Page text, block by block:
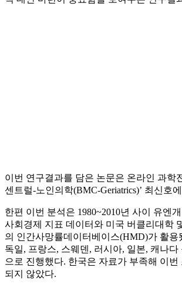
이번 연구결과를 담은 논문은 온라인 과학
센트럴-노인의학(BMC-Geriatrics)’ 최신호
한편 이번 분석은 1980~2010년 사이 유엔
사회경제 지표 데이터와 미국 버클리대학
의 인간사망률데이터베이스(HMD)가 활용
독일, 프랑스, 스웨덴, 러시아, 일본, 캐나다
으로 진행했다. 한국은 자료가 부족해 이번
되지 않았다.